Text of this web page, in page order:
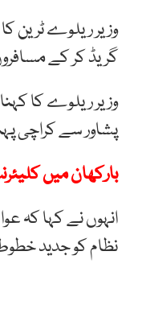
گریڈ کر کے
وزیر ریلوے کا
پشاور سے کراچی
بارکھان میں کلیئرنس آپریشن، 7خارجی
انہوں نے کہا کہ
نظام کو جدید